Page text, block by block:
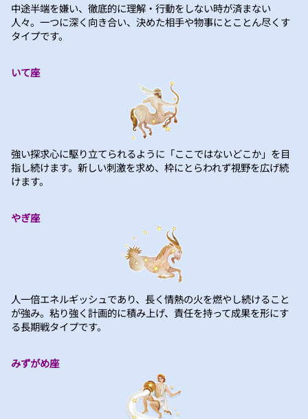
中途半端を嫌い、徹底的に理解・行動をしない時が済まない
人々。一つに深く向き合い、決めた相手や物事にとことん尽くす
タイプです。
いて座
強い探求心に駆り立てられるように「ここではないどこか」を目
指し続けます。新しい刺激を求め、枠にとらわれず視野を広げ続
けます。
やぎ座
人一倍エネルギッシュであり、長く情熱の火を燃やし続けること
が強み。粘り強く計画的に積み上げ、責任を持って成果を形にす
る長期戦タイプです。
みずがめ座